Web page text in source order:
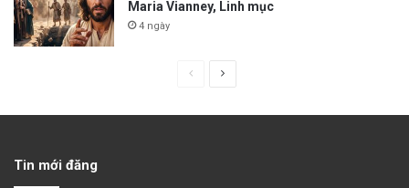
Maria Vianney, Linh mục
4 ngày
Tin mới đăng